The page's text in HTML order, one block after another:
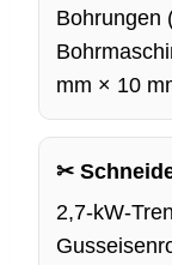
Bohrungen
mm × 10
✂
2,7-kW-